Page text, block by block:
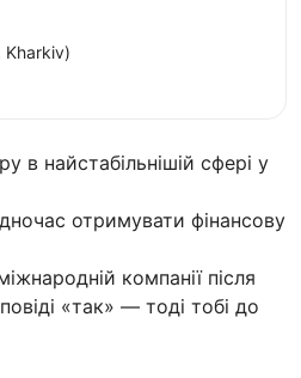
в найстабільнішій сфері у
отримувати фінансову
компанії після
«так» — тоді тобі до
Kharkiv)